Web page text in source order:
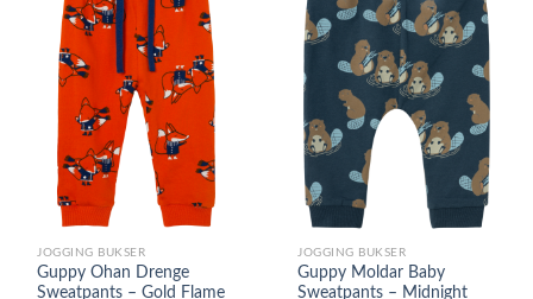
JOGGING BUKSER
Guppy Ohan Drenge
Sweatpants – Gold Flame
JOGGING BUKSER
Guppy Moldar Baby
Sweatpants – Midnight